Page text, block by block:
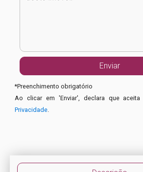
*Preenchimento obrigatório
Ao clicar em 'Enviar', declara que
Privacidade